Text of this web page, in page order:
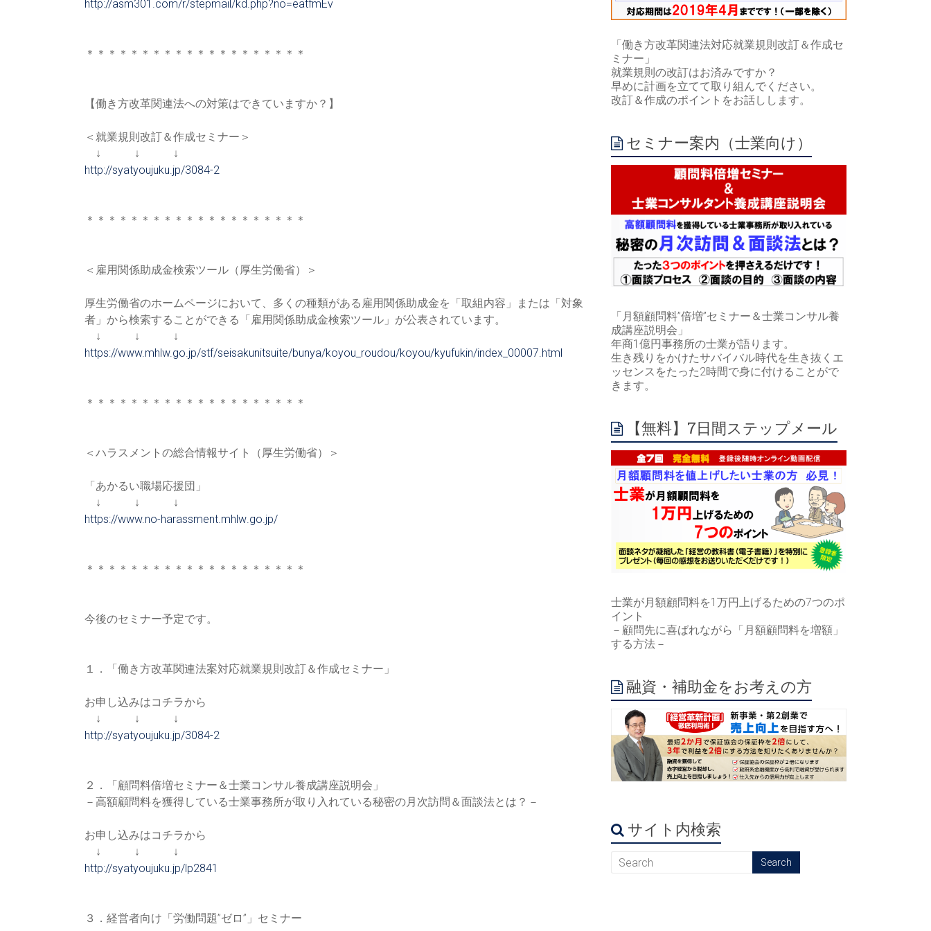
http://asm301.com/r/stepmail/kd.php?no=eatfmEv
＊＊＊＊＊＊＊＊＊＊＊＊＊＊＊＊＊＊＊＊
【働き方改革関連法への対策はできていますか？】
＜就業規則改訂＆作成セミナー＞
↓ ↓ ↓
http://syatyoujuku.jp/3084-2
＊＊＊＊＊＊＊＊＊＊＊＊＊＊＊＊＊＊＊＊
＜雇用関係助成金検索ツール（厚生労働省）＞
厚生労働省のホームページにおいて、多くの種類がある雇用関係助成金を「取組内容」または「対象
者」から検索することができる「 雇用関係助成金検索ツール」が公表されています。
↓ ↓ ↓
https://www.mhlw.go.jp/stf/seisakunitsuite/bunya/koyou_roudou/koyou/kyufukin/index_00007.html
＊＊＊＊＊＊＊＊＊＊＊＊＊＊＊＊＊＊＊＊
＜ハラスメントの総合情報サイト（厚生労働省）＞
「あかるい職場応援団」
↓ ↓ ↓
https://www.no-harassment.mhlw.go.jp/
＊＊＊＊＊＊＊＊＊＊＊＊＊＊＊＊＊＊＊＊
今後のセミナー予定です。
１．「働き方改革関連法案対応就業規則改訂＆作成セミナー」
お申し込みはコチラから
↓ ↓ ↓
http://syatyoujuku.jp/3084-2
２．「顧問料倍増セミナー＆士業コンサル養成講座説明会」
－高額顧問料を獲得している士業事務所が取り入れている秘密の月 次訪問＆面談法とは？－
お申し込みはコチラから
↓ ↓ ↓
http://syatyoujuku.jp/lp2841
３．経営者向け「労働問題”ゼロ”」セミナー
「働き方改革関連法対応就業規則改訂＆作成セ
ミナー」
就業規則の改訂はお済みですか？
早めに計画を立てて取り組んでください。
改訂＆作成のポイントをお話しします。
セミナー案内（士業向け）
「月額顧問料”倍増”セミナー＆士業コンサル養
成講座説明会」
年商1億円事務所の士業が語ります。
生き残りをかけたサバイバル時代を生き抜くエ
ッセンスをたった2時間で身に付けることがで
きます。
【無料】7日間ステップメール
士業が月額顧問料を1万円上げるための7つのポ
イント
－顧問先に喜ばれながら「月額顧問料を増額」
する方法－
融資・補助金をお考えの方
サイト内検索